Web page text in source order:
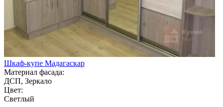
Шкаф-купе Мадагаскар
Материал фасада:
ДСП, Зеркало
Цвет:
Светлый